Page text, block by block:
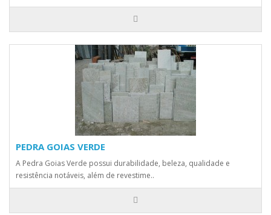
PEDRA GOIAS VERDE
A Pedra Goias Verde possui durabilidade, beleza, qualidade e
resistência notáveis, além de revestime..